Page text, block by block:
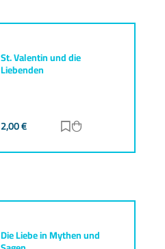
St. Valentin und die
Liebenden
2,00€ Zur Merkliste
Die Liebe in Mythen und